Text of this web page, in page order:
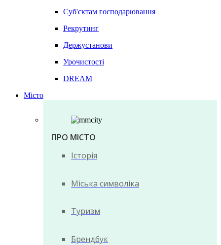
Суб'єктам господарювання
Рекрутинг
Держустанови
Урочистості
DREAM
Місто
ПРО МІСТО
Історія
Міська символіка
Туризм
Брендбук